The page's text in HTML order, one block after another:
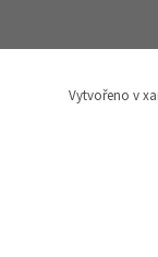
Vytvořeno v